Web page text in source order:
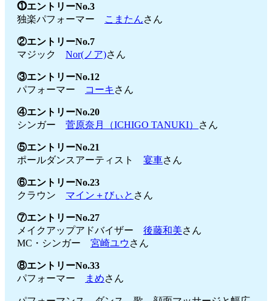
⓵エントリーNo.3
独楽パフォーマー
こまたんさん
②エントリーNo.7
マジック Nor(ノア)さん
③エントリーNo.12
パフォーマー
コーキ さん
④エントリーNo.20
シンガー 菅原奈月（ICHIGO TANUKI） さん
⑤エントリーNo.21
ポールダンスアーティスト 宴車さん
⑥エントリーNo.23
クラウン マイン＋びぃと さん
⑦エントリーNo.27
メイクアップアドバイザー 後藤和美さん
MC・シンガー 宮崎ユウ さん
⑧エントリーNo.33
パフォーマー
まめさん